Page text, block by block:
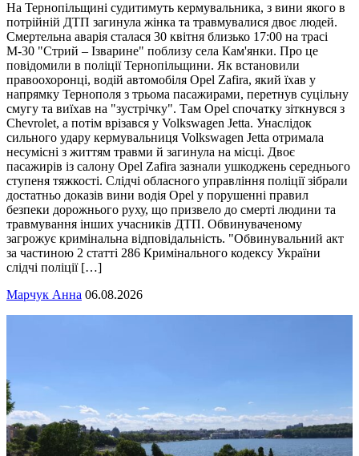
На Тернопільщині судитимуть кермувальника, з вини якого в
потрійній ДТП загинула жінка та травмувалися двоє людей.
Смертельна аварія сталася 30 квітня близько 17:00 на трасі
М-30 "Стрий – Ізварине" поблизу села Кам'янки. Про це
повідомили в поліції Тернопільщини. Як встановили
правоохоронці, водій автомобіля Opel Zafira, який їхав у
напрямку Тернополя з трьома пасажирами, перетнув суцільну
смугу та виїхав на "зустрічку". Там Opel спочатку зіткнувся з
Chevrolet, а потім врізався у Volkswagen Jetta. Унаслідок
сильного удару кермувальниця Volkswagen Jetta отримала
несумісні з життям травми й загинула на місці. Двоє
пасажирів із салону Opel Zafira зазнали ушкоджень середнього
ступеня тяжкості. Слідчі обласного управління поліції зібрали
достатньо доказів вини водія Opel у порушенні правил
безпеки дорожнього руху, що призвело до смерті людини та
травмування інших учасників ДТП. Обвинуваченому
загрожує кримінальна відповідальність. "Обвинувальний акт
за частиною 2 статті 286 Кримінального кодексу України
слідчі поліції […]
Марчук Анна 06.08.2026